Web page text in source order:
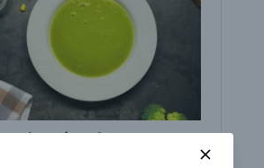
polievka s